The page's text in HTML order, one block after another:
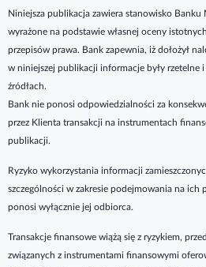
Niniejsza publikacja zawiera stanowisko Banku
wyrażone na podstawie własnej oceny
przepisów prawa. Bank zapewnia, iż dołożył
w niniejszej publikacji informacje były rzetelne
źródłach.
Bank nie ponosi odpowiedzialności za
przez Klienta transakcji na instrumentach
publikacji.
Ryzyko wykorzystania informacji
szczególności w zakresie podejmowania na ich
ponosi wyłącznie jej odbiorca.
Transakcje finansowe wiążą się z ryzykiem,
związanych z instrumentami finansowymi